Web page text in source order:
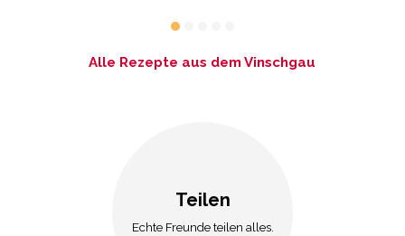
Alle Rezepte aus dem Vinschgau
Teilen
Echte Freunde teilen alles.